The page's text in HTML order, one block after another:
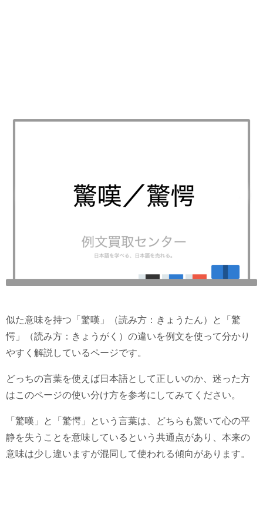
似た意味を持つ「驚嘆」（読み方：きょうたん）と「驚
愕」（読み方：きょうがく）の違いを例文を使って分かり
やすく解説しているページです。
どっちの言葉を使えば日本語として正しいのか、迷った方
はこのページの使い分け方を参考にしてみてください。
「驚嘆」と「驚愕」という言葉は、どちらも驚いて心の平
静を失うことを意味しているという共通点があり、本来の
意味は少し違いますが混同して使われる傾向があります。